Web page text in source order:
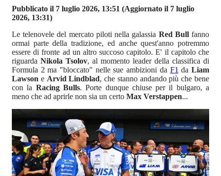
Pubblicato il 7 luglio 2026, 13:51 (Aggiornato il 7 luglio
2026, 13:31)
Le telenovele del mercato piloti nella galassia Red Bullfanno
ormai parte della tradizione, ed anche quest'anno potremmo
essere di fronte ad un altro succoso capitolo. E' il capitolo che
riguarda Nikola Tsolov, al momento leader della classifica di
Formula 2 ma "bloccato" nelle sue ambizioni da F1 daLiam
Lawson e Arvid Lindblad, che stanno andando più che bene
con la Racing Bulls. Porte dunque chiuse per il bulgaro, a
meno che ad aprirle non sia un certo Max Verstappen...